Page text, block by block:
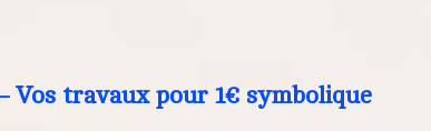
Vos travaux pour 1€ symbolique